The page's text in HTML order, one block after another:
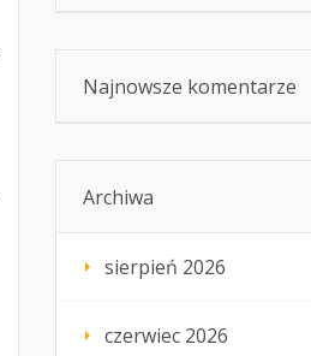
Najnowsze komentarze
Archiwa
sierpień 2026
czerwiec 2026